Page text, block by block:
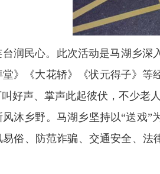
台润民心。此次活动是马湖乡
》《大花轿》《状元得子》
好声、掌声此起彼伏，不少老
沐乡野。马湖乡坚持以“送戏
俗、防范诈骗、交通安全、